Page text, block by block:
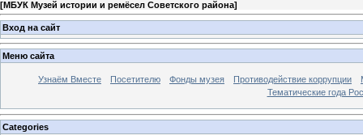
[МБУК Музей истории и ремёсел Советского района]
Вход на сайт
Меню сайта
Узнаём Вместе Посетителю Фонды музея Противодействие коррупции
Тематические года
Categories